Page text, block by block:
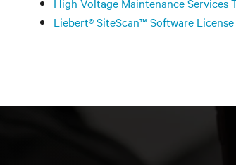
Liebert® SiteScan™ Software